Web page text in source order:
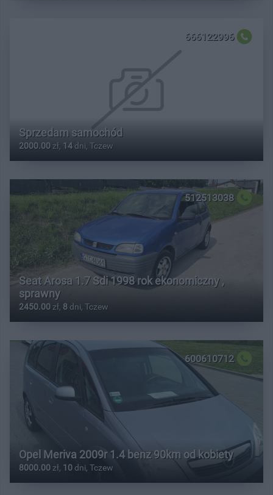
666122996
Sprzedam samochód
2000.00 zł, 14dni, Tczew
512513038
Seat Arosa 1.7 Sdi 1998 rok ekonomiczny ,
sprawny
2450.00 zł, 8 dni, Tczew
600610712
Opel Meriva 2009r 1.4 benz 90km od kobiety
8000.00 zł, 10 dni, Tczew